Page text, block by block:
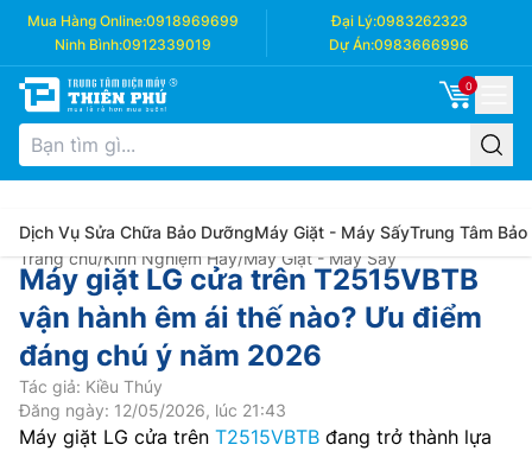
Mua Hàng Online:0918969699 Đại Lý:0983262323
Ninh Bình:0912339019 Dự Án:0983666996
0
Dịch Vụ Sửa Chữa Bảo DưỡngMáy Giặt - Máy SấyTrung Tâm Bảo
Trang chủ/Kinh Nghiệm Hay/Máy Giặt - Máy Sấy
Máy giặt LG cửa trên T2515VBTB
vận hành êm ái thế nào? Ưu điểm
đáng chú ý năm 2026
Tác giả: Kiều Thúy
Đăng ngày: 12/05/2026, lúc 21:43
Máy giặt LG cửa trên T2515VBTB đang trở thành lựa